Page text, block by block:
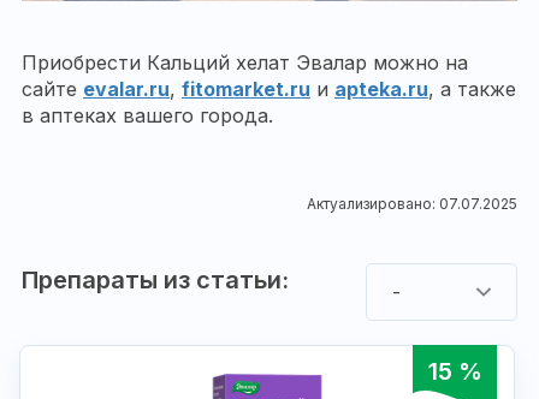
Приобрести Кальций хелат Эвалар можно на
сайте evalar.ru, fitomarket.ru и apteka.ru, а также
в аптеках вашего города.
Актуализировано: 07.07.2025
Препараты из статьи: -
15 %